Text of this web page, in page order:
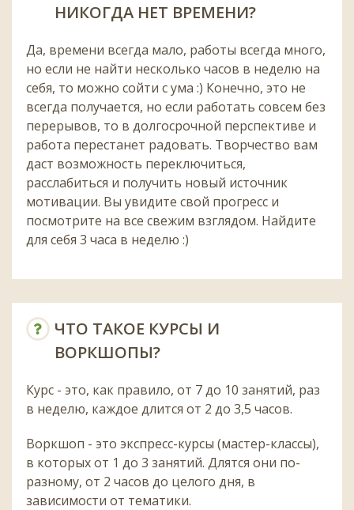
НИКОГДА НЕТ ВРЕМЕНИ?
Да, времени всегда мало, работы всегда много,
но если не найти несколько часов в неделю на
себя, то можно сойти с ума :) Конечно, это не
всегда получается, но если работать совсем без
перерывов, то в долгосрочной перспективе и
работа перестанет радовать. Творчество вам
даст возможность переключиться,
расслабиться и получить новый источник
мотивации. Вы увидите свой прогресс и
посмотрите на все свежим взглядом. Найдите
для себя 3 часа в неделю :)
ЧТО ТАКОЕ КУРСЫ И
ВОРКШОПЫ?
Курс - это, как правило, от 7 до 10 занятий, раз
в неделю, каждое длится от 2 до 3,5 часов.
Воркшоп - это экспресс-курсы (мастер-классы),
в которых от 1 до 3 занятий. Длятся они по-
разному, от 2 часов до целого дня, в
зависимости от тематики.